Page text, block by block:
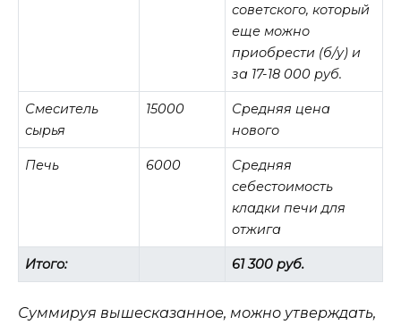
советского, который
еще можно
приобрести (б/у) и
за 17-18 000 руб.
Смеситель
сырья
15000
Средняя цена
нового
Печь 6000
Средняя
себестоимость
кладки печи для
отжига
Итого: 61 300 руб.
Суммируя вышесказанное, можно утверждать,